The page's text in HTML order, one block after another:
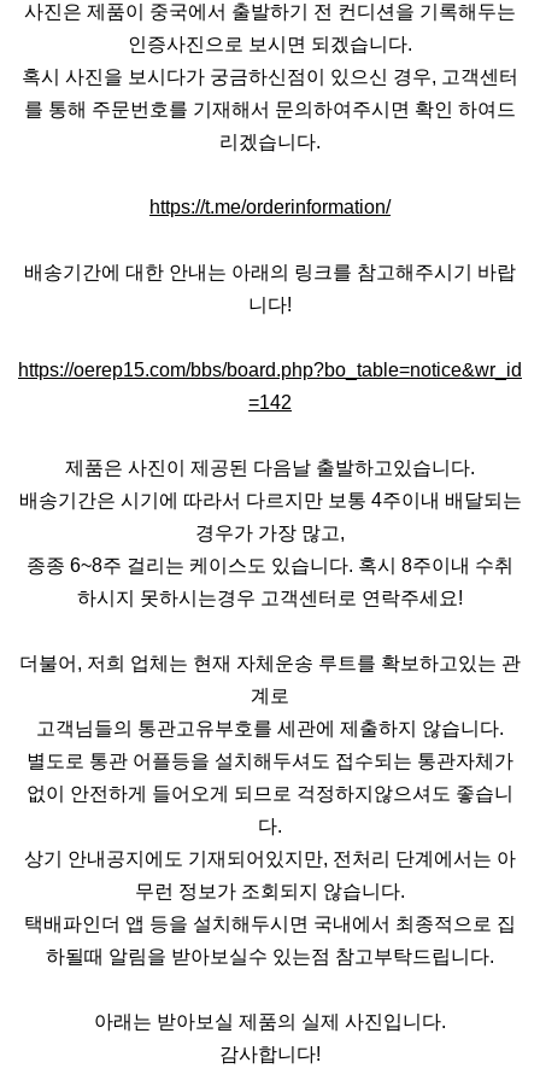
사진은 제품이 중국에서 출발하기 전 컨디션을 기록해두는
인증사진으로 보시면 되겠습니다.
혹시 사진을 보시다가 궁금하신점이 있으신 경우, 고객센터
를 통해 주문번호를 기재해서 문의하여주시면 확인 하여드
리겠습니다.
https://t.me/orderinformation/
배송기간에 대한 안내는 아래의 링크를 참고해주시기 바랍
니다!
https://oerep15.com/bbs/board.php?bo_table=notice&wr_id
=142
제품은 사진이 제공된 다음날 출발하고있습니다.
배송기간은 시기에 따라서 다르지만 보통 4주이내 배달되는
경우가 가장 많고,
종종 6~8주 걸리는 케이스도 있습니다. 혹시 8주이내 수취
하시지 못하시는경우 고객센터로 연락주세요!
더불어, 저희 업체는 현재 자체운송 루트를 확보하고있는 관
계로
고객님들의 통관고유부호를 세관에 제출하지 않습니다.
별도로 통관 어플등을 설치해두셔도 접수되는 통관자체가
없이 안전하게 들어오게 되므로 걱정하지않으셔도 좋습니
다.
상기 안내공지에도 기재되어있지만, 전처리 단계에서는 아
무런 정보가 조회되지 않습니다.
택배파인더 앱 등을 설치해두시면 국내에서 최종적으로 집
하될때 알림을 받아보실수 있는점 참고부탁드립니다.
아래는 받아보실 제품의 실제 사진입니다.
감사합니다!